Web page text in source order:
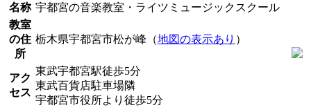
名称 宇都宮の音楽教室・ライツミュージックスクール
教室
の住
所
栃木県宇都宮市松が峰（地図の表示あり ）
アク
セス
東武宇都宮駅徒歩5分
東武百貨店駐車場隣
宇都宮市役所より徒歩5分